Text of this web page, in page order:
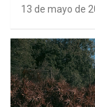
13 de mayo de